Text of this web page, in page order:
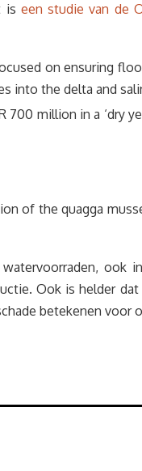
is een studie van de
on ensuring
into the delta and
million in a ‘dry
of the quagga
ook
Ook is helder
betekenen voor